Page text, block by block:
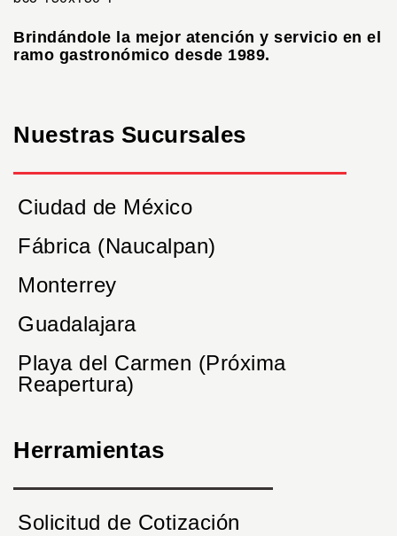
Brindándole la mejor atención y servicio en el
ramo gastronómico desde 1989.
Nuestras Sucursales
Ciudad de México
Fábrica (Naucalpan)
Monterrey
Guadalajara
Playa del Carmen (Próxima
Reapertura)
Herramientas
Solicitud de Cotización